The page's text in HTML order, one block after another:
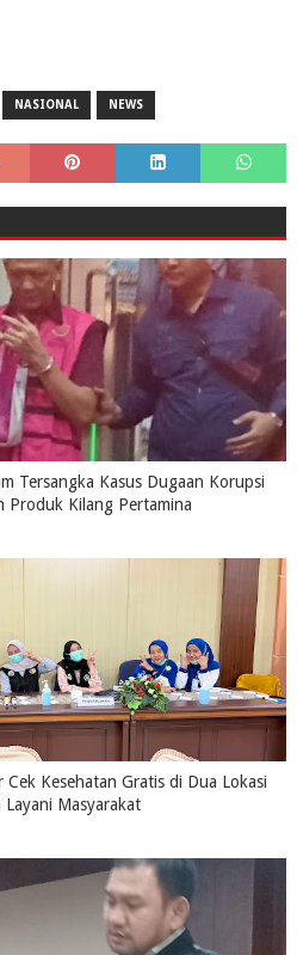
NASIONAL NEWS
Tersangka Kasus Dugaan Korupsi
Produk Kilang Pertamina
Kesehatan Gratis di Dua Lokasi
Masyarakat